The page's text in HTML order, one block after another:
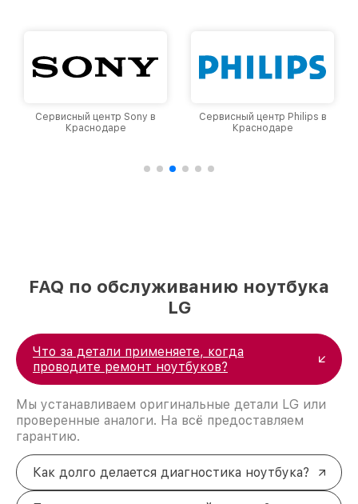
Сервисный центр Sony в
Краснодаре
Сервисный центр Philips в
Краснодаре
FAQ по обслуживанию ноутбука
LG
Что за детали применяете, когда
проводите ремонт ноутбуков?
Мы устанавливаем оригинальные детали LG или
проверенные аналоги. На всё предоставляем
гарантию.
Как долго делается диагностика ноутбука?